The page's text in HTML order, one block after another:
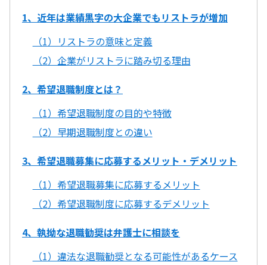
1、近年は業績黒字の大企業でもリストラが増加
（1）リストラの意味と定義
（2）企業がリストラに踏み切る理由
2、希望退職制度とは？
（1）希望退職制度の目的や特徴
（2）早期退職制度との違い
3、希望退職募集に応募するメリット・デメリット
（1）希望退職募集に応募するメリット
（2）希望退職制度に応募するデメリット
4、執拗な退職勧奨は弁護士に相談を
（1）違法な退職勧奨となる可能性があるケース